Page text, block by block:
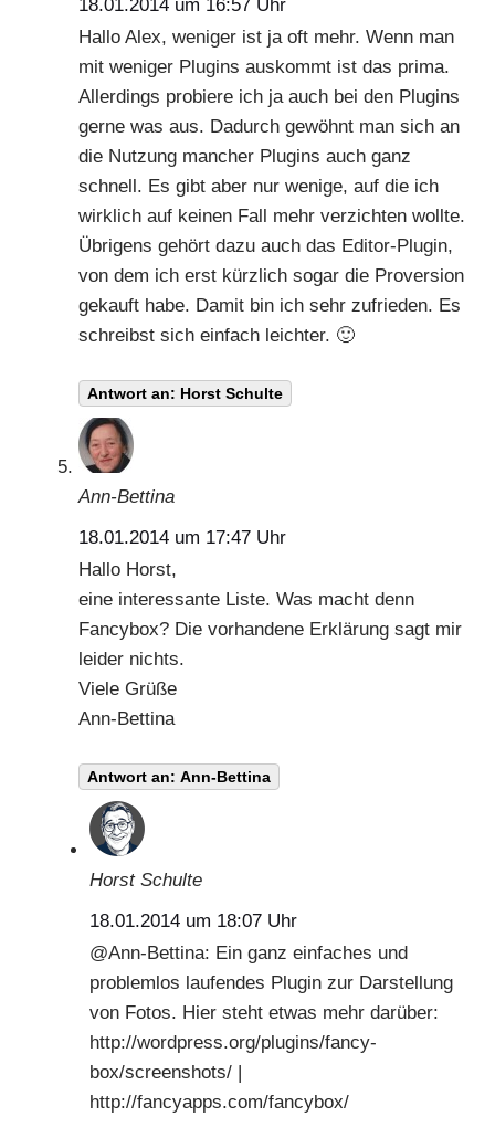
18.01.2014 um 16:57 Uhr
Hallo Alex, weniger ist ja oft mehr. Wenn man
mit weniger Plugins auskommt ist das prima.
Allerdings probiere ich ja auch bei den Plugins
gerne was aus. Dadurch gewöhnt man sich an
die Nutzung mancher Plugins auch ganz
schnell. Es gibt aber nur wenige, auf die ich
wirklich auf keinen Fall mehr verzichten wollte.
Übrigens gehört dazu auch das Editor-Plugin,
von dem ich erst kürzlich sogar die Proversion
gekauft habe. Damit bin ich sehr zufrieden. Es
schreibst sich einfach leichter. 🙂
Antwort an: Horst Schulte
Ann-Bettina
18.01.2014 um 17:47 Uhr
Hallo Horst,
eine interessante Liste. Was macht denn
Fancybox? Die vorhandene Erklärung sagt mir
leider nichts.
Viele Grüße
Ann-Bettina
Antwort an: Ann-Bettina
Horst Schulte
18.01.2014 um 18:07 Uhr
@Ann-Bettina: Ein ganz einfaches und
problemlos laufendes Plugin zur Darstellung
von Fotos. Hier steht etwas mehr darüber:
http://wordpress.org/plugins/fancy-
box/screenshots/ |
http://fancyapps.com/fancybox/